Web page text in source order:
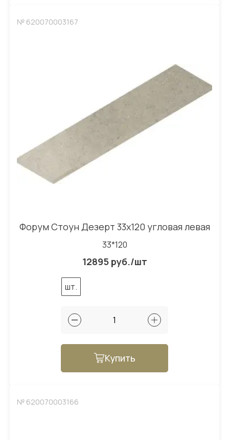
№ 620070003167
Форум Стоун Дезерт 33x120 угловая левая
33*120
12895 руб./шт
шт.
Купить
№ 620070003166